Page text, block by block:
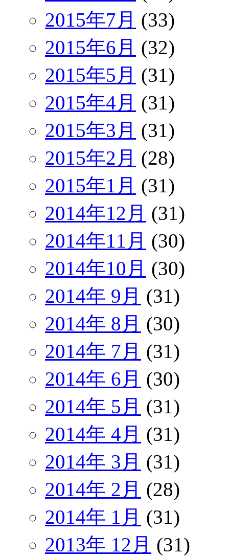
2015年7月 (33)
2015年6月 (32)
2015年5月 (31)
2015年4月 (31)
2015年3月 (31)
2015年2月 (28)
2015年1月 (31)
2014年12月 (31)
2014年11月 (30)
2014年10月 (30)
2014年 9月 (31)
2014年 8月 (30)
2014年 7月 (31)
2014年 6月 (30)
2014年 5月 (31)
2014年 4月 (31)
2014年 3月 (31)
2014年 2月 (28)
2014年 1月 (31)
2013年 12月 (31)